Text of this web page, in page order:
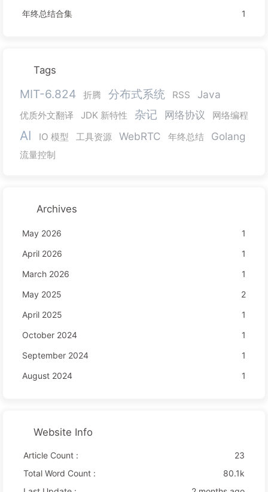
年终总结合集
1
Tags
MIT-6.824 折腾 分布式系统 RSS Java
优质外文翻译 JDK 新特性 杂记 网络协议 网络编程
AI IO 模型 工具资源 WebRTC 年终总结 Golang
流量控制
Archives
May 2026
1
April 2026
1
March 2026
1
May 2025
2
April 2025
1
October 2024
1
September 2024
1
August 2024
1
Website Info
Article Count :
23
Total Word Count :
80.1k